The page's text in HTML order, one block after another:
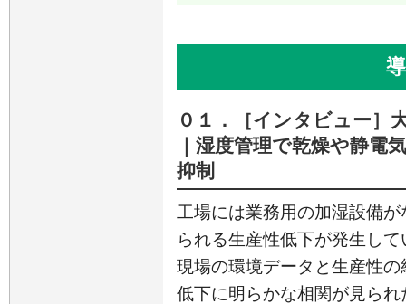
０１．［インタビュー］
｜湿度管理で乾燥や静電
抑制
工場には業務用の加湿設備
られる生産性低下が発生し
現場の環境データと生産性
低下に明らかな相関が見ら